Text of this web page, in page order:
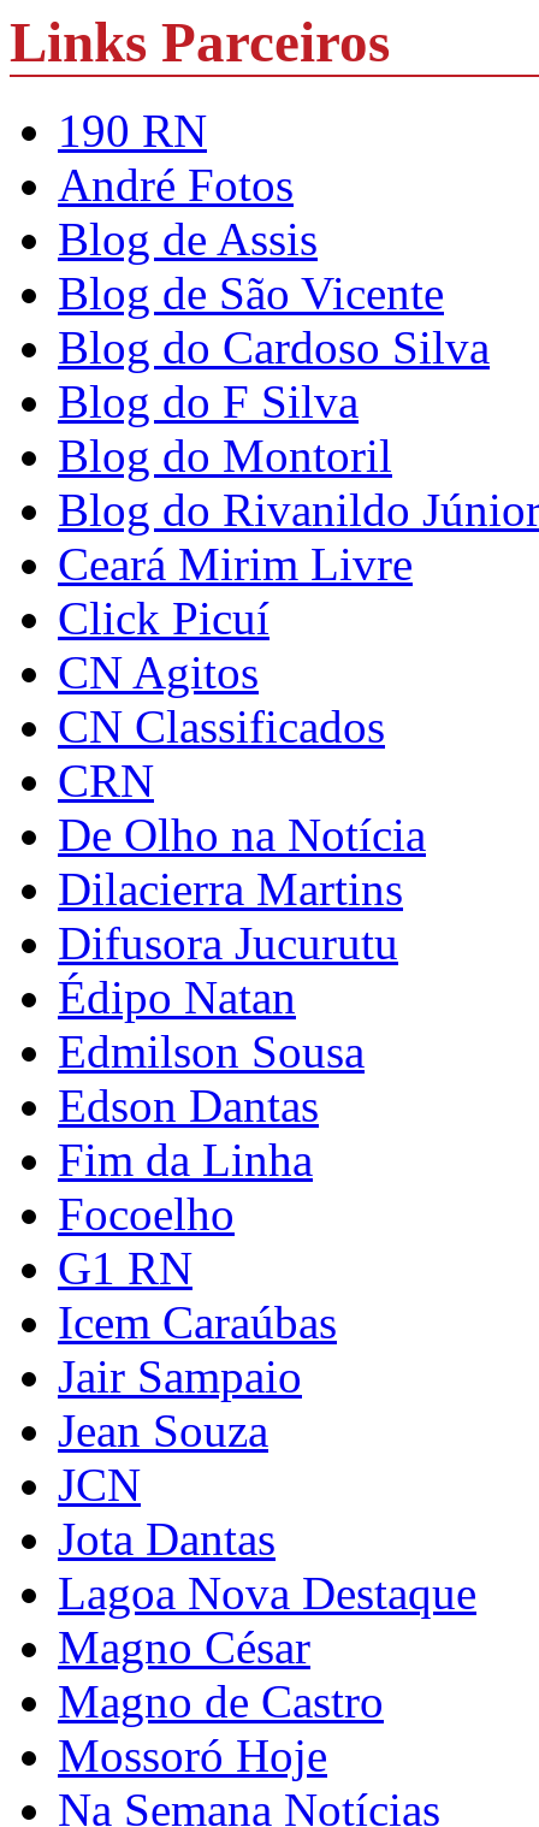
Links Parceiros
190 RN
André Fotos
Blog de Assis
Blog de São Vicente
Blog do Cardoso Silva
Blog do F Silva
Blog do Montoril
Blog do Rivanildo
Ceará Mirim Livre
Click Picuí
CN Agitos
CN Classificados
CRN
De Olho na Notícia
Dilacierra Martins
Difusora Jucurutu
Édipo Natan
Edmilson Sousa
Edson Dantas
Fim da Linha
Focoelho
G1 RN
Icem Caraúbas
Jair Sampaio
Jean Souza
JCN
Jota Dantas
Lagoa Nova Destaque
Magno César
Magno de Castro
Mossoró Hoje
Na Semana Notícias